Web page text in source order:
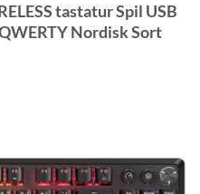
tastatur Spil USB
Nordisk Sort